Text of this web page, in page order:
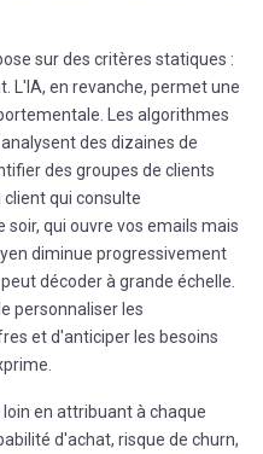
sur des critères statiques :
L'IA, en revanche, permet une
Les algorithmes
des dizaines de
des groupes de clients
qui consulte
qui ouvre vos emails mais
diminue progressivement
décoder à grande échelle.
personnaliser les
et d'anticiper les besoins
loin en attribuant à chaque
d'achat, risque de churn,